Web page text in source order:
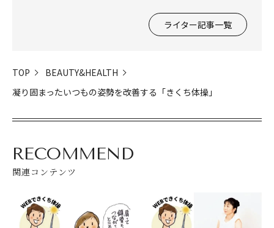
ライター記事一覧
TOP
BEAUTY&HEALTH
凝り固まったいつもの姿勢を改善する「きくち体操」
RECOMMEND
関連コンテンツ